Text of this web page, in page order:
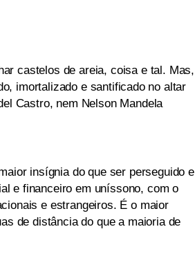
castelos de areia, coisa e tal. Mas,
imortalizado e santificado no altar
Castro, nem Nelson Mandela
insígnia do que ser perseguido e
e financeiro em uníssono, com o
e estrangeiros. É o maior
de distância do que a maioria de